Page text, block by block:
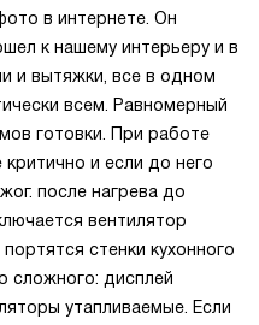
в интернете. Он
к нашему интерьеру и в
и вытяжки, все в одном
всем. Равномерный
готовки. При работе
критично и если до него
после нагрева до
вентилятор
стенки кухонного
сложного: дисплей
утапливаемые. Если